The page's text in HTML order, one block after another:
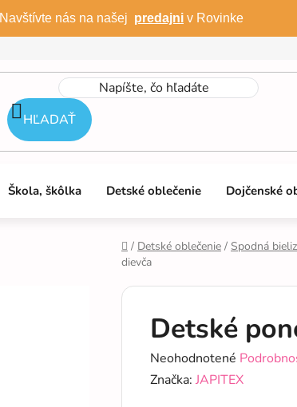
Navštívte nás na našej predajni v Rovinke
HĽADAŤ
Škola, škôlka Detské oblečenie Dojčenské
Domov
/ Detské oblečenie / Spodná
dievča
Detské
Priemerné
hodnotenie
Neohodnotené
Značka: JAPITEX